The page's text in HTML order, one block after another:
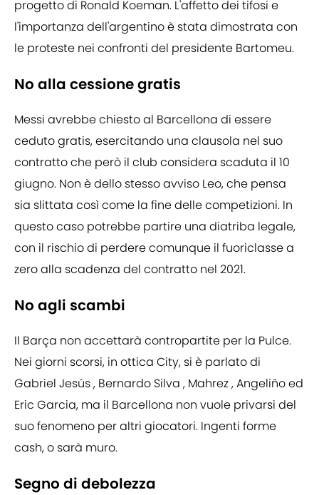
progetto di Ronald Koeman. L'affetto dei tifosi e
l'importanza dell'argentino è stata dimostrata con
le proteste nei confronti del presidente Bartomeu.
No alla cessione gratis
Messi avrebbe chiesto al Barcellona di essere
ceduto gratis, esercitando una clausola nel suo
contratto che però il club considera scaduta il 10
giugno. Non è dello stesso avviso Leo, che pensa
sia slittata così come la fine delle competizioni. In
questo caso potrebbe partire una diatriba legale,
con il rischio di perdere comunque il fuoriclasse a
zero alla scadenza del contratto nel 2021.
No agli scambi
Il Barça non accettarà contropartite per la Pulce.
Nei giorni scorsi, in ottica City, si è parlato di
Gabriel Jesús , Bernardo Silva , Mahrez , Angeliño ed
Eric Garcia, ma il Barcellona non vuole privarsi del
suo fenomeno per altri giocatori. Ingenti forme
cash, o sarà muro.
Segno di debolezza